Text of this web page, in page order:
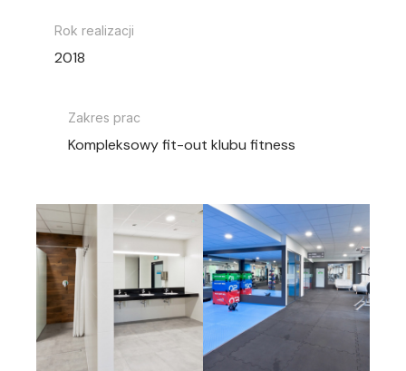
Rok realizacji
2018
Zakres prac
Kompleksowy fit-out klubu fitness